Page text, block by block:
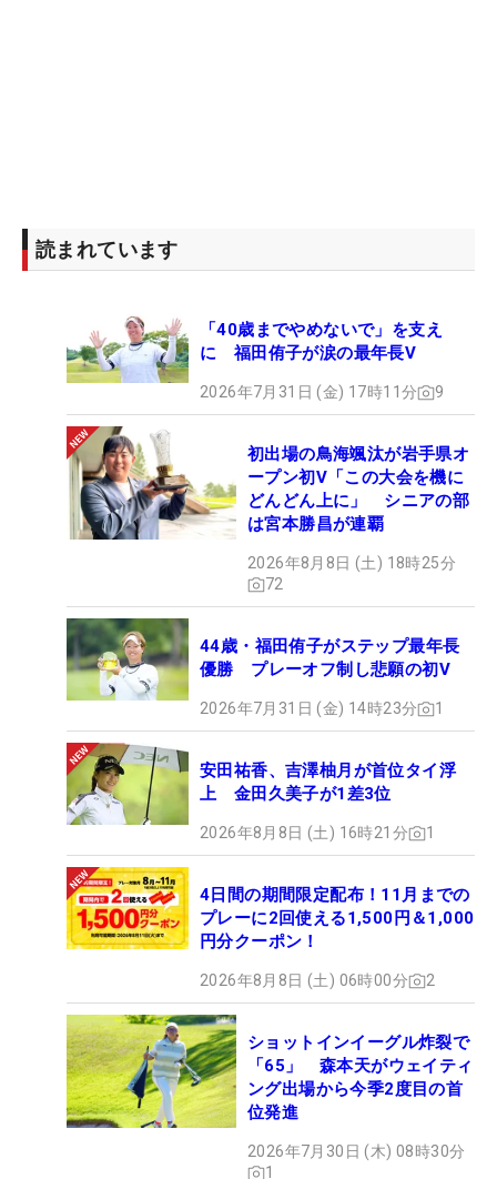
読まれています
「40歳までやめないで」を支え
に 福田侑子が涙の最年長V
2026年7月31日 (金) 17時11分 9
初出場の鳥海颯汰が岩手県オ
ープン初V「この大会を機に
どんどん上に」 シニアの部
は宮本勝昌が連覇
2026年8月8日 (土) 18時25分
72
44歳・福田侑子がステップ最年長
優勝 プレーオフ制し悲願の初V
2026年7月31日 (金) 14時23分 1
安田祐香、吉澤柚月が首位タイ浮
上 金田久美子が1差3位
2026年8月8日 (土) 16時21分 1
4日間の期間限定配布！11月までの
プレーに2回使える1,500円＆1,000
円分クーポン！
2026年8月8日 (土) 06時00分 2
ショットインイーグル炸裂で
「65」 森本天がウェイティ
ング出場から今季2度目の首
位発進
2026年7月30日 (木) 08時30分
1